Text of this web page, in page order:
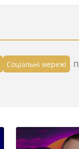
Cоціальні мережі